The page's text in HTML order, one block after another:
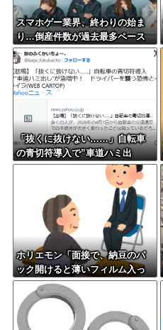
スマホゲー業界、終わりの始ま
り…倒産件数が過去最多ペース
「数億円かけても爆ﾀﾋ」
「抜くに抜けない……」自転車
の青切符導入で”車道ハミ出
し”が急増中
ホリエモン「面接で、納豆のパ
ック開けると薄いフィルム入っ
てるけどあれなんのためか教え
てって聞くわけ」